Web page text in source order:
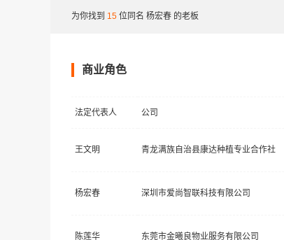
为你找到 15 位同名 杨宏春 的老板
商业角色
法定代表人 公司
王文明 青龙满族自治县康达种植专业合作社
杨宏春 深圳市爱尚智联科技有限公司
陈莲华 东莞市金曦良物业服务有限公司